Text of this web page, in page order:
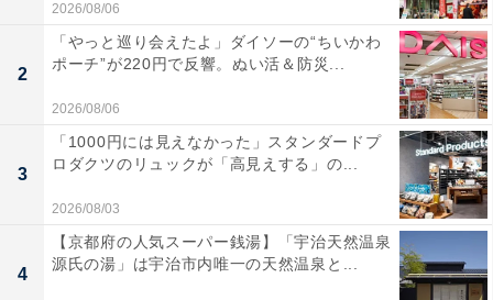
楽天トラベルの「5と0のつく日」キャンペーンと
2026/08/06
2
「やっと巡り会えたよ」ダイソーの“ちいかわ
ポーチ”が220円で反響。ぬい活＆防災...
2026/08/06
3
「1000円には見えなかった」スタンダードプ
ロダクツのリュックが「高見えする」の...
2026/08/03
4
【京都府の人気スーパー銭湯】「宇治天然温泉
源氏の湯」は宇治市内唯一の天然温泉と...